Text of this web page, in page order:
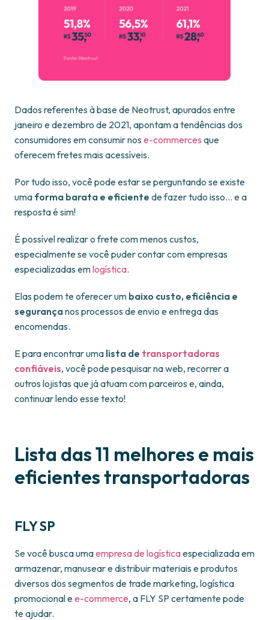
Dados referentes à base de Neotrust, apurados entre
janeiro e dezembro de 2021, apontam a tendências dos
consumidores em consumir nos e-commerces que
oferecem fretes mais acessíveis.
Por tudo isso, você pode estar se perguntando se existe
uma forma barata e eficiente de fazer tudo isso… e a
resposta é sim!
É possível realizar o frete com menos custos,
especialmente se você puder contar com empresas
especializadas emlogística.
Elas podem te oferecer um baixo custo, eficiência e
segurançanos processos de envio e entrega das
encomendas.
E para encontrar uma lista de transportadoras
confiáveis, você pode pesquisar na web, recorrer a
outros lojistas que já atuam com parceiros e, ainda,
continuar lendo esse texto!
Lista das 11 melhores e mais
eficientes transportadoras
FLY SP
Se você busca umaempresa de logísticaespecializada em
armazenar, manusear e distribuir materiais e produtos
diversos dos segmentos de trade marketing, logística
promocional ee-commerce, a FLY SP certamente pode
te ajudar.